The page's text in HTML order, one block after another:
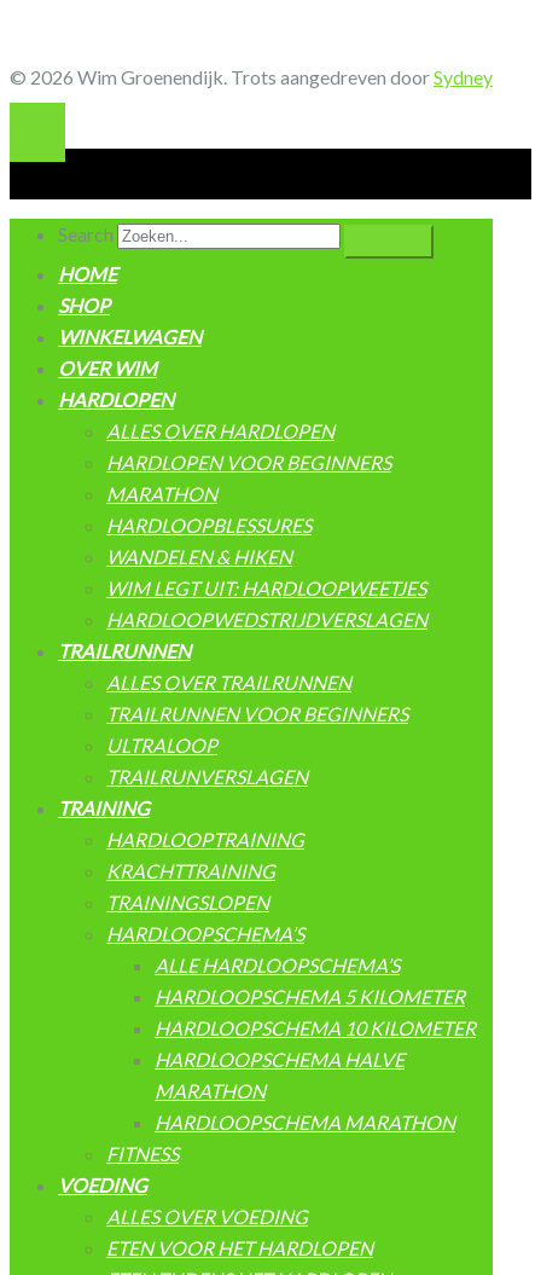
© 2026 Wim Groenendijk. Trots aangedreven doorSydney
Search
HOME
SHOP
WINKELWAGEN
OVER WIM
HARDLOPEN
ALLES OVER HARDLOPEN
HARDLOPEN VOOR BEGINNERS
MARATHON
HARDLOOPBLESSURES
WANDELEN & HIKEN
WIM LEGT UIT: HARDLOOPWEETJES
HARDLOOPWEDSTRIJDVERSLAGEN
TRAILRUNNEN
ALLES OVER TRAILRUNNEN
TRAILRUNNEN VOOR BEGINNERS
ULTRALOOP
TRAILRUNVERSLAGEN
TRAINING
HARDLOOPTRAINING
KRACHTTRAINING
TRAININGSLOPEN
HARDLOOPSCHEMA’S
ALLE HARDLOOPSCHEMA’S
HARDLOOPSCHEMA 5 KILOMETER
HARDLOOPSCHEMA 10 KILOMETER
HARDLOOPSCHEMA HALVE
MARATHON
HARDLOOPSCHEMA MARATHON
FITNESS
VOEDING
ALLES OVER VOEDING
ETEN VOOR HET HARDLOPEN